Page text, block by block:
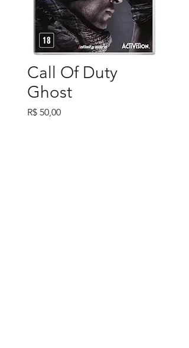
Call Of Duty
Ghost
R$ 50,00Preço